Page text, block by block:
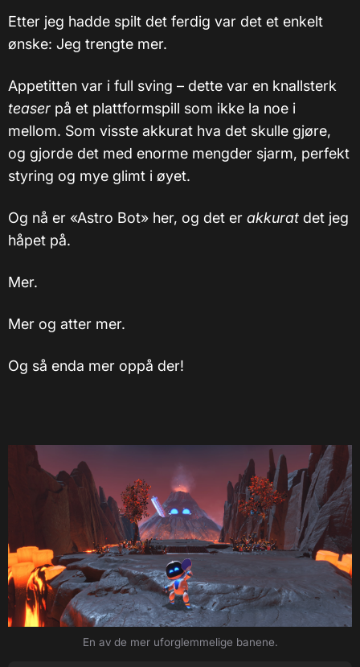
Etter jeg hadde spilt det ferdig var det et enkelt
ønske: Jeg trengte mer.
Appetitten var i full sving – dette var en knallsterk
teaser på et plattformspill som ikke la noe i
mellom. Som visste akkurat hva det skulle gjøre,
og gjorde det med enorme mengder sjarm, perfekt
styring og mye glimt i øyet.
Og nå er «Astro Bot» her, og det er akkurat det jeg
håpet på.
Mer.
Mer og atter mer.
Og så enda mer oppå der!
En av de mer uforglemmelige banene.